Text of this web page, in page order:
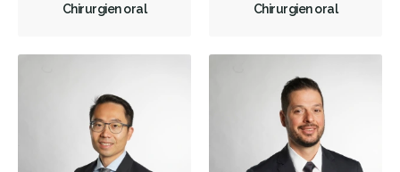
Chirurgie buccale
Moins
Chirurgien oral Chirurgien oral